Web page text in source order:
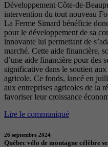
Développement Côte-de-
intervention du tout nouveau
La Ferme Simard bénéficie
pour le développement de sa
innovante lui permettant de
marché. Cette aide financière,
d’une aide financière pour des
significative dans le soutien
agricole. Ce fonds, lancé en
aux entreprises agricoles de la
favoriser leur croissance
Lire le communiqué
26 septembre 2024
Québec vélo de montagne célèbre